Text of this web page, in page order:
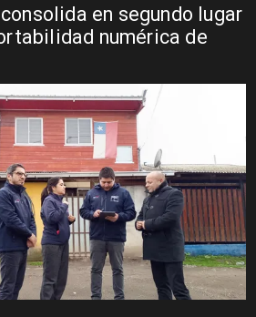
en segundo lugar
numérica de